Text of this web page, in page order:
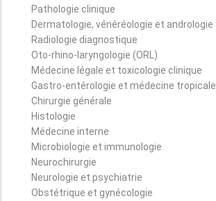
Pathologie clinique
Dermatologie, vénéréologie et andrologie
Radiologie diagnostique
Oto-rhino-laryngologie (ORL)
Médecine légale et toxicologie clinique
Gastro-entérologie et médecine tropicale
Chirurgie générale
Histologie
Médecine interne
Microbiologie et immunologie
Neurochirurgie
Neurologie et psychiatrie
Obstétrique et gynécologie